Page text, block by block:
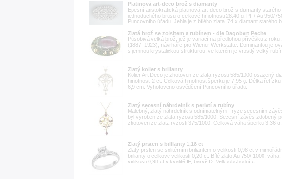
Platinová art-deco brož s diamanty
Epesní aristokratická platinová art-deco brož s diamanty starého
jednoduchého brusu o celkové hmotnosti 28,40 g, Pt + Au 950/
Puncovního úřadu. Jehla je z bílého zlata. 74 x diamant starého
Zlatá brož se zoisitem a rubínem - dle Dagobert Peche
Působivá velká brož, jež je variací na předlohou přívěšku z roku
(1887–1923), návrháře pro Wiener Werkstätte. Dominantou je
s jemnou krystalickou strukturou, ve kterém je vrostlý velký
Zlatý kolier s brilianty
Kolier Art Deco je zhotoven ze zlata ryzosti 585/1000 osazený
hmotnosti 2 ct. Celková hmotnost šperku je 7,95 g. Délka
6,9 cm. Vyhotoveno osvědčení Puncovního úřadu.
Zlatý secesní náhrdelník s perletí a rubíny
Malebný, zlatý náhrdelník s odnímatelným - ryze secesním
byl vyroben ze zlata ryzosti 585/1000. Secesní závěs zdobený
zhotoven ze zlata ryzosti 375/1000. Celková váha šperku 3,36 g.
Zlatý prsten s brilianty 1,18 ct
Zlatý prsten se solitérním briliantem o velikosti 0,98 ct v
brilianty o celkové velikosti 0,20 ct. Bílé zlato Au 750/ 1000,
velikosti 0,98 ct v kvalitě IF, barvě D. Velkoobchodní c ...